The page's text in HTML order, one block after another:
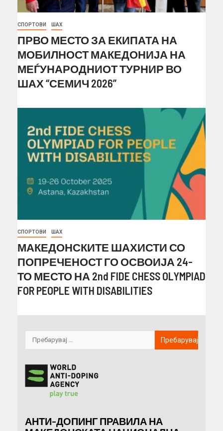
СПОРТОВИ ШАХ
ПРВО МЕСТО ЗА ЕКИПАТА НА
МОБИЛНОСТ МАКЕДОНИЈА НА
МЕЃУНАРОДНИОТ ТУРНИР ВО
ШАХ “СЕМИЧ 2026”
СПОРТОВИ ШАХ
МАКЕДОНСКИТЕ ШАХИСТИ СО
ПОПРЕЧЕНОСТ ГО ОСВОИЈА 24-
ТО МЕСТО НА 2nd FIDE CHESS OLYMPIAD
FOR PEOPLE WITH DISABILITIES
АНТИ-ДОПИНГ ПРАВИЛА НА